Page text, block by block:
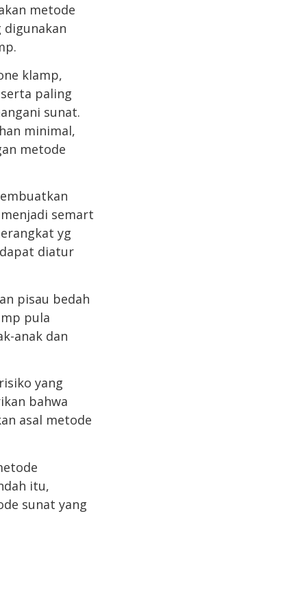
metode
klamp,
paling
sunat.
minimal,
metode
semart
yg
diatur
pisau bedah
pula
anak dan
yang
bahwa
asal metode
itu,
sunat yang